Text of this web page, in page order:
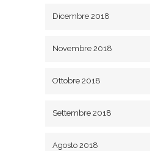
Dicembre 2018
Novembre 2018
Ottobre 2018
Settembre 2018
Agosto 2018